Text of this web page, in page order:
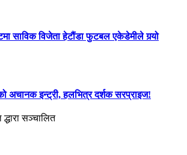
साविक विजेता हेटौंडा फुटबल एकेडेमीले गर्‍यो
अचानक इन्ट्री, हलभित्र दर्शक सरप्राइज!
सञ्चालित